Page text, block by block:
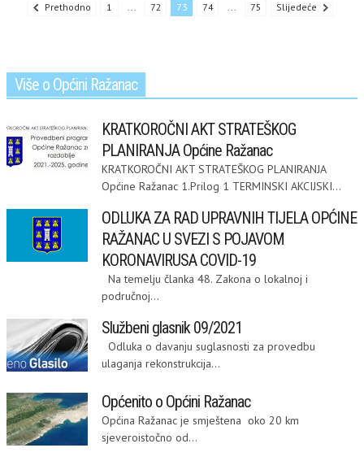
Prethodno 1 ... 72 73 74 ... 75 Slijedeće
Više o Općini Ražanac
KRATKOROČNI AKT STRATEŠKOG
PLANIRANJA Općine Ražanac
KRATKOROČNI AKT STRATEŠKOG PLANIRANJA
Općine Ražanac 1.Prilog 1 TERMINSKI AKCIJSKI...
ODLUKA ZA RAD UPRAVNIH TIJELA OPĆINE
RAŽANAC U SVEZI S POJAVOM
KORONAVIRUSA COVID-19
Na temelju članka 48. Zakona o lokalnoj i
područnoj...
Službeni glasnik 09/2021
Odluka o davanju suglasnosti za provedbu
ulaganja rekonstrukcija...
Općenito o Općini Ražanac
Općina Ražanac je smještena oko 20 km
sjeveroistočno od...